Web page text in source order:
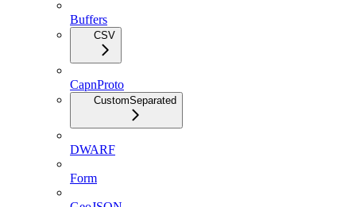
Buffers
CSV
CapnProto
CustomSeparated
DWARF
Form